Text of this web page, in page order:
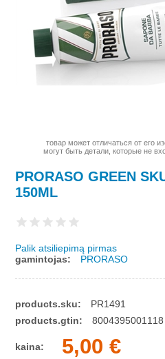
товар может отличаться от его
могут быть детали, которые не
PRORASO GREEN
150ML
Palik atsiliepimą pirmas
gamintojas:
PRORASO
products.sku:
PR1491
products.gtin:
8004395001118
kaina: 5,00 €